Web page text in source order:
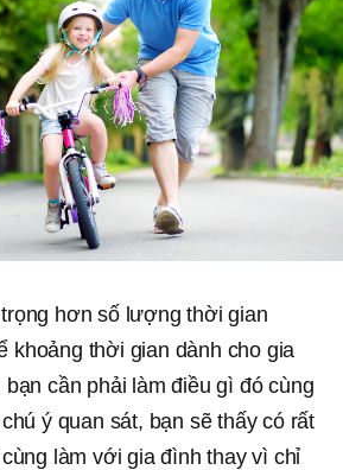
hơn số lượng thời gian
khoảng thời gian dành cho gia
cần phải làm điều gì đó cùng
ý quan sát, bạn sẽ thấy có rất
làm với gia đình thay vì chỉ